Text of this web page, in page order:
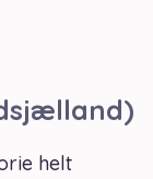
helt